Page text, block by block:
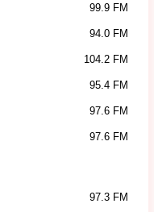
99.9 FM
94.0 FM
104.2 FM
95.4 FM
97.6 FM
97.6 FM
97.3 FM